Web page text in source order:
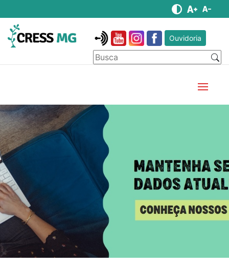
Ouvidoria